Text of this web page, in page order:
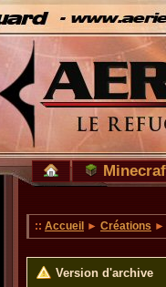
:: Accueil ► Créations
Version d'archive